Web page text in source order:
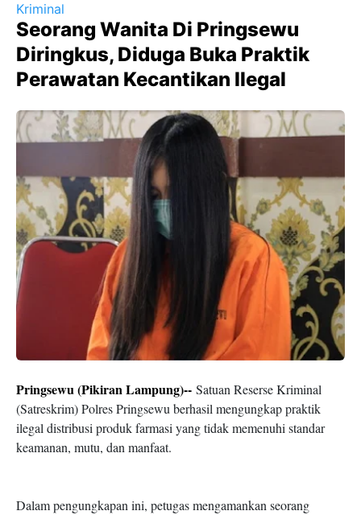
Kriminal
Seorang Wanita Di Pringsewu
Diringkus, Diduga Buka Praktik
Perawatan Kecantikan Ilegal
Pringsewu (Pikiran Lampung)-- Satuan Reserse Kriminal
(Satreskrim) Polres Pringsewu berhasil mengungkap praktik
ilegal distribusi produk farmasi yang tidak memenuhi standar
keamanan, mutu, dan manfaat.
Dalam pengungkapan ini, petugas mengamankan seorang